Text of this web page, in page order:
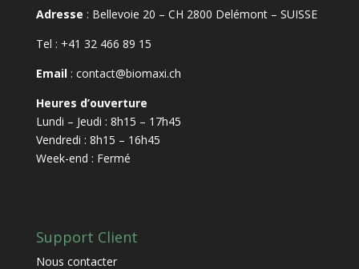
Adresse : Bellevoie 20 – CH 2800 Delémont – SUISSE
Tel : +41 32 466 89 15
Email : contact@biomaxi.ch
Heures d’ouverture
Lundi – Jeudi : 8h15 – 17h45
Vendredi : 8h15 – 16h45
Week-end : Fermé
Support Client
Nous contacter